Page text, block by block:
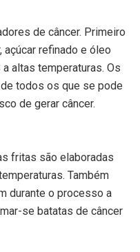
de câncer. Primeiro
refinado e óleo
altas temperaturas. Os
todos os que se pode
de gerar câncer.
fritas são elaboradas
Também
durante o processo a
se batatas de câncer